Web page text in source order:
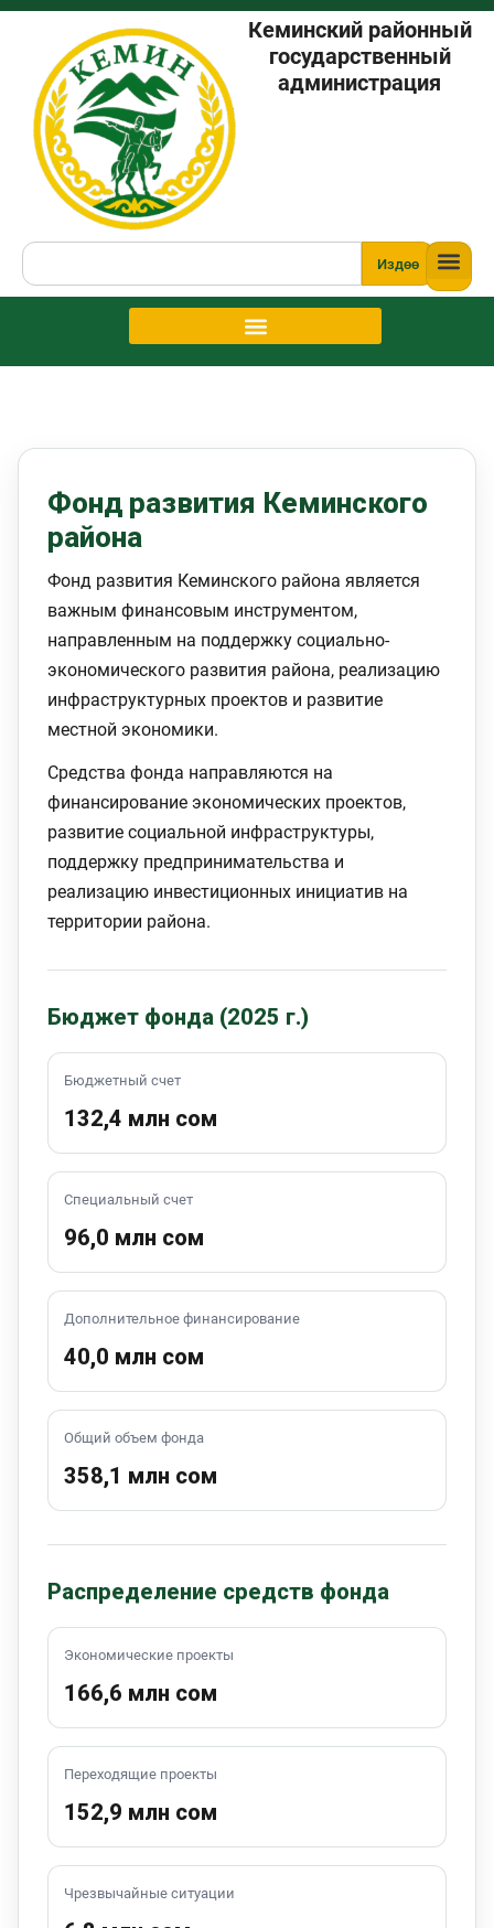
Кеминский районный
государственный
администрация
Издөө
Фонд развития Кеминского
района
Фонд развития Кеминского района является
важным финансовым инструментом,
направленным на поддержку социально-
экономического развития района, реализацию
инфраструктурных проектов и развитие
местной экономики.
Средства фонда направляются на
финансирование экономических проектов,
развитие социальной инфраструктуры,
поддержку предпринимательства и
реализацию инвестиционных инициатив на
территории района.
Бюджет фонда (2025 г.)
Бюджетный счет
132,4 млн сом
Специальный счет
96,0 млн сом
Дополнительное финансирование
40,0 млн сом
Общий объем фонда
358,1 млн сом
Распределение средств фонда
Экономические проекты
166,6 млн сом
Переходящие проекты
152,9 млн сом
Чрезвычайные ситуации